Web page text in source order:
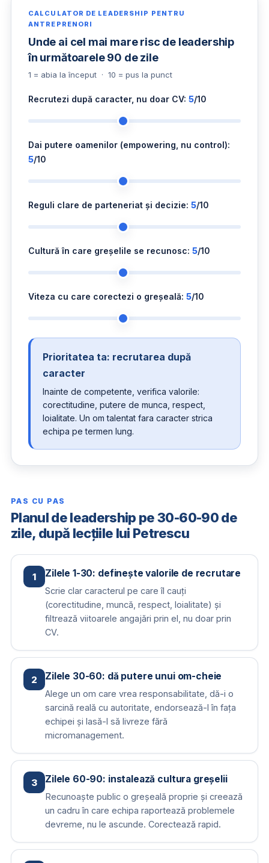
CALCULATOR DE LEADERSHIP PENTRU
ANTREPRENORI
Unde ai cel mai mare risc de leadership
în următoarele 90 de zile
1 = abia la început · 10 = pus la punct
Recrutezi după caracter, nu doar CV: 5/10
Dai putere oamenilor (empowering, nu control):
5/10
Reguli clare de parteneriat și decizie: 5/10
Cultură în care greșelile se recunosc: 5/10
Viteza cu care corectezi o greșeală: 5/10
Prioritatea ta: recrutarea după
caracter
Inainte de competente, verifica valorile:
corectitudine, putere de munca, respect,
loialitate. Un om talentat fara caracter strica
echipa pe termen lung.
PAS CU PAS
Planul de leadership pe 30-60-90 de
zile, după lecțiile lui Petrescu
1 Zilele 1-30: definește valorile de recrutare
Scrie clar caracterul pe care îl cauți
(corectitudine, muncă, respect, loialitate) și
filtrează viitoarele angajări prin el, nu doar prin
CV.
2 Zilele 30-60: dă putere unui om-cheie
Alege un om care vrea responsabilitate, dă-i o
sarcină reală cu autoritate, endorsează-l în fața
echipei și lasă-l să livreze fără
micromanagement.
3 Zilele 60-90: instalează cultura greșelii
Recunoaște public o greșeală proprie și creează
un cadru în care echipa raportează problemele
devreme, nu le ascunde. Corectează rapid.